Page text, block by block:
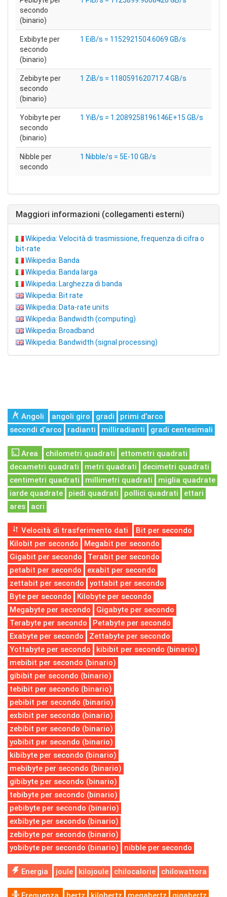
secondo
(binario)
Exbibyte per
secondo
(binario)
1 EiB/s = 1152921504.6069 GB/s
Zebibyte per
secondo
(binario)
1 ZiB/s = 1180591620717.4 GB/s
Yobibyte per
secondo
(binario)
1 YiB/s = 1.2089258196146E+15 GB/s
Nibble per
secondo
1 Nibble/s = 5E-10 GB/s
Maggiori informazioni (collegamenti esterni)
Wikipedia: Velocità di trasmissione, frequenza di cifra o
bit-rate
Wikipedia: Banda
Wikipedia: Banda larga
Wikipedia: Larghezza di banda
Wikipedia: Bit rate
Wikipedia: Data-rate units
Wikipedia: Bandwidth (computing)
Wikipedia: Broadband
Wikipedia: Bandwidth (signal processing)
Angoli angoli giro gradi
primi d’arco
secondi d’arco
radianti milliradianti gradi centesimali
Area chilometri quadrati
ettometri quadrati
decametri quadrati
metri quadrati
decimetri quadrati
centimetri quadrati
millimetri quadrati
miglia quadrate
iarde quadrate
piedi quadrati pollici quadrati
ettari
ares
acri
Velocità di trasferimento dati
Bit per secondo
Kilobit per secondo
Megabit per secondo
Gigabit per secondo
Terabit per secondo
petabit per secondo
exabit per secondo
zettabit per secondo
yottabit per secondo
Byte per secondo
Kilobyte per secondo
Megabyte per secondo
Gigabyte per secondo
Terabyte per secondo
Petabyte per secondo
Exabyte per secondo
Zettabyte per secondo
Yottabyte per secondo
kibibit per secondo (binario)
mebibit per secondo (binario)
gibibit per secondo (binario)
tebibit per secondo (binario)
pebibit per secondo (binario)
exbibit per secondo (binario)
zebibit per secondo (binario)
yobibit per secondo (binario)
kibibyte per secondo (binario)
mebibyte per secondo (binario)
gibibyte per secondo (binario)
tebibyte per secondo (binario)
pebibyte per secondo (binario)
exbibyte per secondo (binario)
zebibyte per secondo (binario)
yobibyte per secondo (binario)
nibble per secondo
Energia joule kilojoule chilocalorie chilowattora